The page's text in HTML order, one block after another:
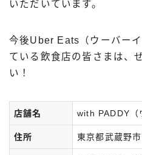
いただいています。
今後Uber Eats（ウーバー
ている飲食店の皆さまは、
い！
店舗名 with PADDY（
住所 東京都武蔵野